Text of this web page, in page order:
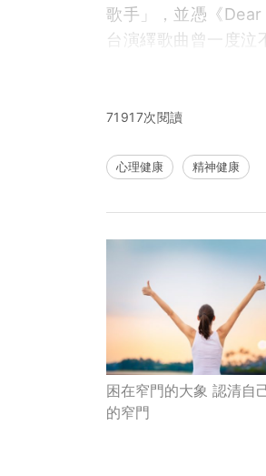
歌手」，並憑《
台演繹歌曲曾一度泣
71917次閱讀
心理健康 精神健康
困在窄門的大象 認清自
的窄門